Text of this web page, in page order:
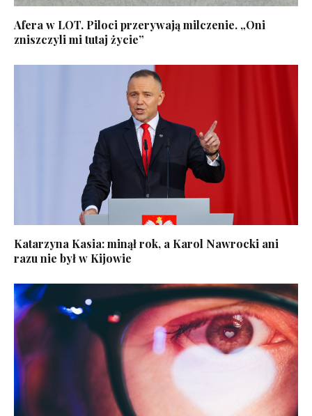
Afera w LOT. Piloci przerywają milczenie. „Oni
zniszczyli mi tutaj życie”
Katarzyna Kasia: minął rok, a Karol Nawrocki ani
razu nie był w Kijowie